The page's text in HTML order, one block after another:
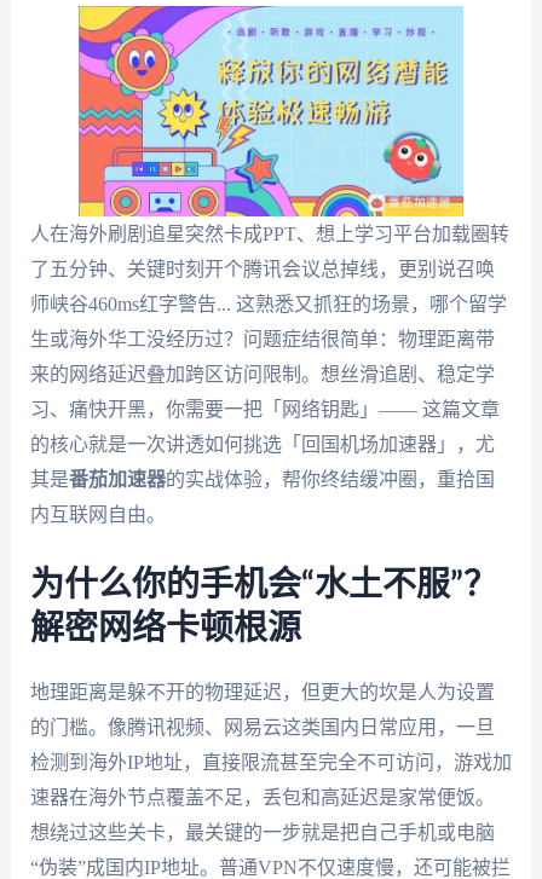
人在海外刷剧追星突然卡成PPT、想上学习平台加载圈转
了五分钟、关键时刻开个腾讯会议总掉线，更别说召唤
师峡谷460ms红字警告... 这熟悉又抓狂的场景，哪个留学
生或海外华工没经历过？问题症结很简单：物理距离带
来的网络延迟叠加跨区访问限制。想丝滑追剧、稳定学
习、痛快开黑，你需要一把「网络钥匙」—— 这篇文章
的核心就是一次讲透如何挑选「回国机场加速器」，尤
其是番茄加速器的实战体验，帮你终结缓冲圈，重拾国
内互联网自由。
为什么你的手机会“水土不服”？
解密网络卡顿根源
地理距离是躲不开的物理延迟，但更大的坎是人为设置
的门槛。像腾讯视频、网易云这类国内日常应用，一旦
检测到海外IP地址，直接限流甚至完全不可访问，游戏加
速器在海外节点覆盖不足，丢包和高延迟是家常便饭。
想绕过这些关卡，最关键的一步就是把自己手机或电脑
“伪装”成国内IP地址。普通VPN不仅速度慢，还可能被拦